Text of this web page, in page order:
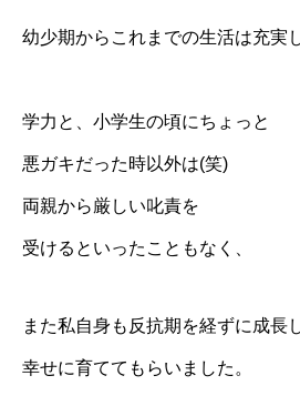
幼少期からこれまでの生活は充実
学力と、小学生の頃にちょっと
悪ガキだった時以外は(笑)
両親から厳しい叱責を
受けるといったこともなく、
また私自身も反抗期を経ずに成長し
幸せに育ててもらいました。